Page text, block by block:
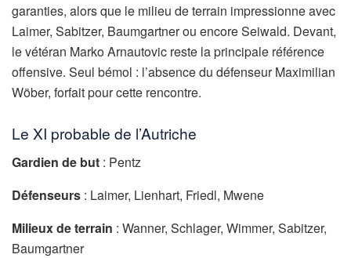
garanties, alors que le milieu de terrain impressionne avec
Laimer, Sabitzer, Baumgartner ou encore Seiwald. Devant,
le vétéran Marko Arnautovic reste la principale référence
offensive. Seul bémol : l’absence du défenseur Maximilian
Wöber, forfait pour cette rencontre.
Le XI probable de l’Autriche
Gardien de but : Pentz
Défenseurs : Laimer, Lienhart, Friedl, Mwene
Milieux de terrain : Wanner, Schlager, Wimmer, Sabitzer,
Baumgartner